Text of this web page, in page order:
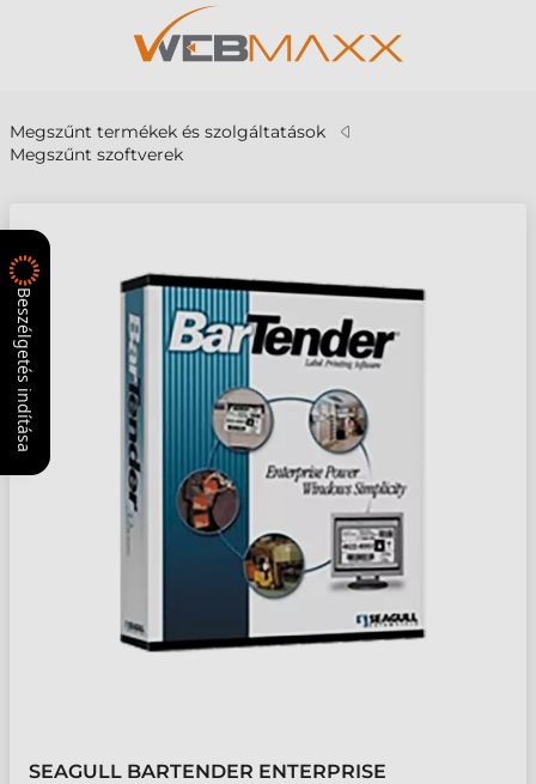
Megszűnt termékek és szolgáltatások
Megszűnt szoftverek
SEAGULL BARTENDER ENTERPRISE
Beszélgetés indítása